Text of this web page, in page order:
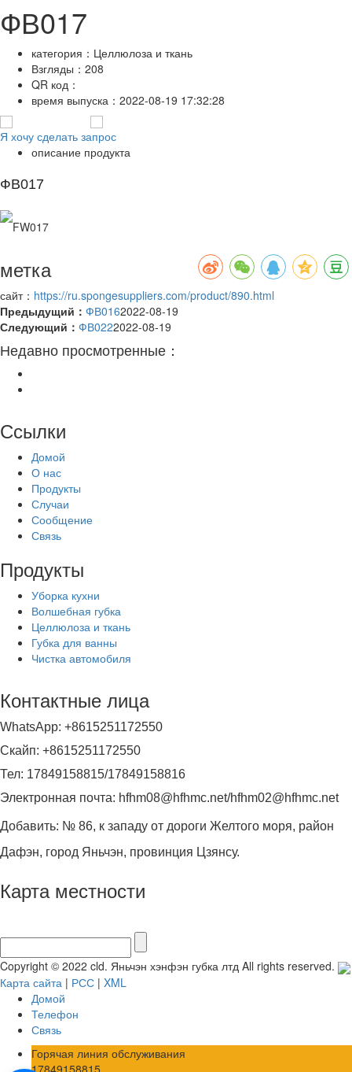
ФВ017
категория： Целлюлоза и ткань
Взгляды： 208
QR код：
время выпуска： 2022-08-19 17:32:28
Я хочу сделать запрос
описание продукта
ФВ017
метка
сайт： https://ru.spongesuppliers.com/product/890.html
Предыдущий： ФВ0162022-08-19
Следующий： ФВ0222022-08-19
Недавно просмотренные：
Ссылки
Домой
О нас
Продукты
Случаи
Сообщение
Связь
Продукты
Уборка кухни
Волшебная губка
Целлюлоза и ткань
Губка для ванны
Чистка автомобиля
Контактные лица
WhatsApp: +8615251172550
Скайп: +8615251172550
Тел: 17849158815/17849158816
Электронная почта: hfhm08@hfhmc.net/hfhm02@hfhmc.net
Добавить: № 86, к западу от дороги Желтого моря, район
Дафэн, город Яньчэн, провинция Цзянсу.
Карта местности
Copyright © 2022 cld. Яньчэн хэнфэн губка лтд All rights reserved.
Карта сайта | РСС | XML
Домой
Телефон
Связь
Горячая линия обслуживания
17849158815